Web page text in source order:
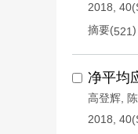
2018,
摘要(521)
净平均
高登辉
2018,